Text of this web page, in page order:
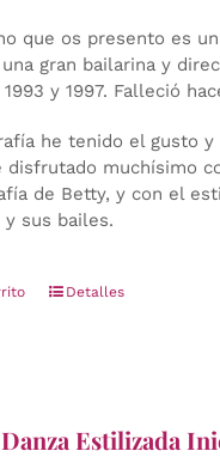
que os presento es
gran bailarina y
y 1997. Falleció
he tenido el gusto
disfrutado muchísimo
de Betty, y con el
y sus bailes.
Detalles
Estilizada